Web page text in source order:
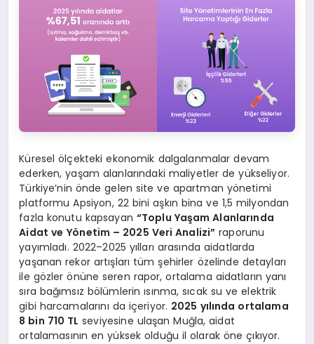
Küresel ölçekteki ekonomik dalgalanmalar devam
ederken, yaşam alanlarındaki maliyetler de yükseliyor.
Türkiye’nin önde gelen site ve apartman yönetimi
platformu Apsiyon, 22 bini aşkın bina ve 1,5 milyondan
fazla konutu kapsayan “Toplu Yaşam Alanlarında
Aidat ve Yönetim – 2025 Veri Analizi” raporunu
yayımladı. 2022–2025 yılları arasında aidatlarda
yaşanan rekor artışları tüm şehirler özelinde detayları
ile gözler önüne seren rapor, ortalama aidatların yanı
sıra bağımsız bölümlerin ısınma, sıcak su ve elektrik
gibi harcamalarını da içeriyor. 2025 yılında ortalama
8 bin 710 TL seviyesine ulaşan Muğla, aidat
ortalamasının en yüksek olduğu il olarak öne çıkıyor.